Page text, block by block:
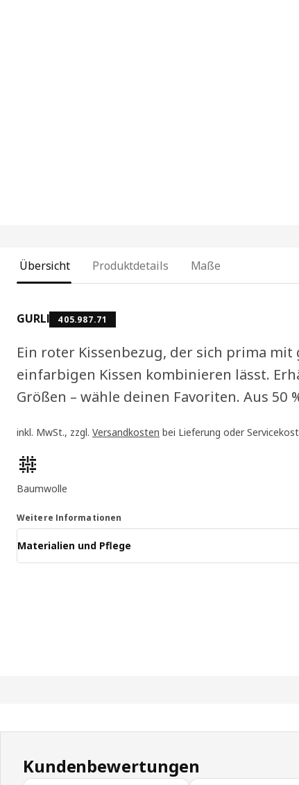
Übersicht Produktdetails Maße
GURLI 405.987.71
Ein roter Kissenbezug, der sich prima
einfarbigen Kissen kombinieren lässt.
Größen – wähle deinen Favoriten. Aus 50
inkl. MwSt., zzgl. Versandkosten bei Lieferung oder
Produktmerkmale
Baumwolle
Weitere Informationen
Materialien und Pflege
Kundenbewertungen